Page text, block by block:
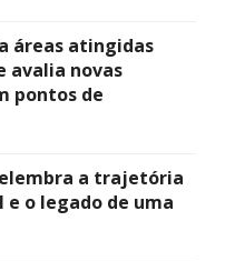
áreas atingidas
avalia novas
pontos de
a trajetória
e o legado de uma